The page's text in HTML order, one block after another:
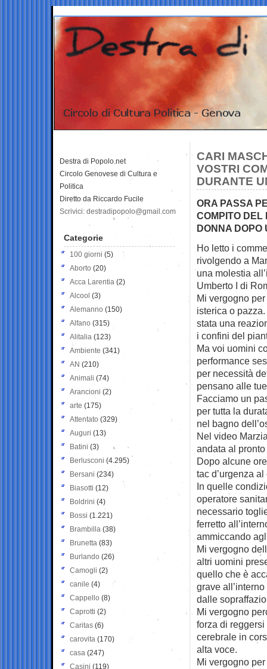
CARI
VOSTRI
DURANTE
ORA PASSA
COMPITO DEL
DONNA
Ho letto i
rivolgendo a
una molestia
Umberto I di
Mi vergogno
isterica o
stata una
i confini del
Ma voi uomini
performance
per necessità
pensano alle
Facciamo un
per tutta la
nel bagno
Nel video
andata al
Dopo alcune
tac d’urgenza
In quelle
operatore
necessario
ferretto
ammiccando
Mi vergogno
altri uomini
quello che è
grave
dalle
Mi vergogno
forza di
cerebrale in
alta voce.
Mi vergogno
Destra di Popolo.net
Circolo Genovese di Cultura e
Politica
Diretto da Riccardo Fucile
Scrivici: destradipopolo@gmail.com
Categorie
100 giorni (5)
Aborto (20)
Acca Larentia (2)
Alcool (3)
Alemanno (150)
Alfano (315)
Alitalia (123)
Ambiente (341)
AN (210)
Animali (74)
Arancioni (2)
arte (175)
Attentato (329)
Auguri (13)
Batini (3)
Berlusconi (4.295)
Bersani (234)
Biasotti (12)
Boldrini (4)
Bossi (1.221)
Brambilla (38)
Brunetta (83)
Burlando (26)
Camogli (2)
canile (4)
Cappello (8)
Caprotti (2)
Caritas (6)
carovita (170)
casa (247)
Casini (119)